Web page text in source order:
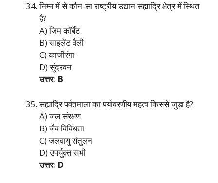
निम्न में से कौन-सा राष्ट्रीय उद्यान सह्याद्रि क्षेत्र में स्थित
है?
A) जिम कॉर्बेट
B) साइलेंट वैली
C) काजीरंगा
D) सुंदरवन
उत्तर: B
सह्याद्रि पर्वतमाला का पर्यावरणीय महत्व किससे जुड़ा है?
A) जल संरक्षण
B) जैव विविधता
C) जलवायु संतुलन
D) उपर्युक्त सभी
उत्तर: D